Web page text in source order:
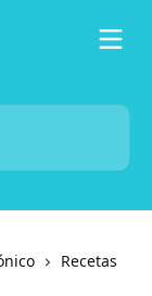
Recetas